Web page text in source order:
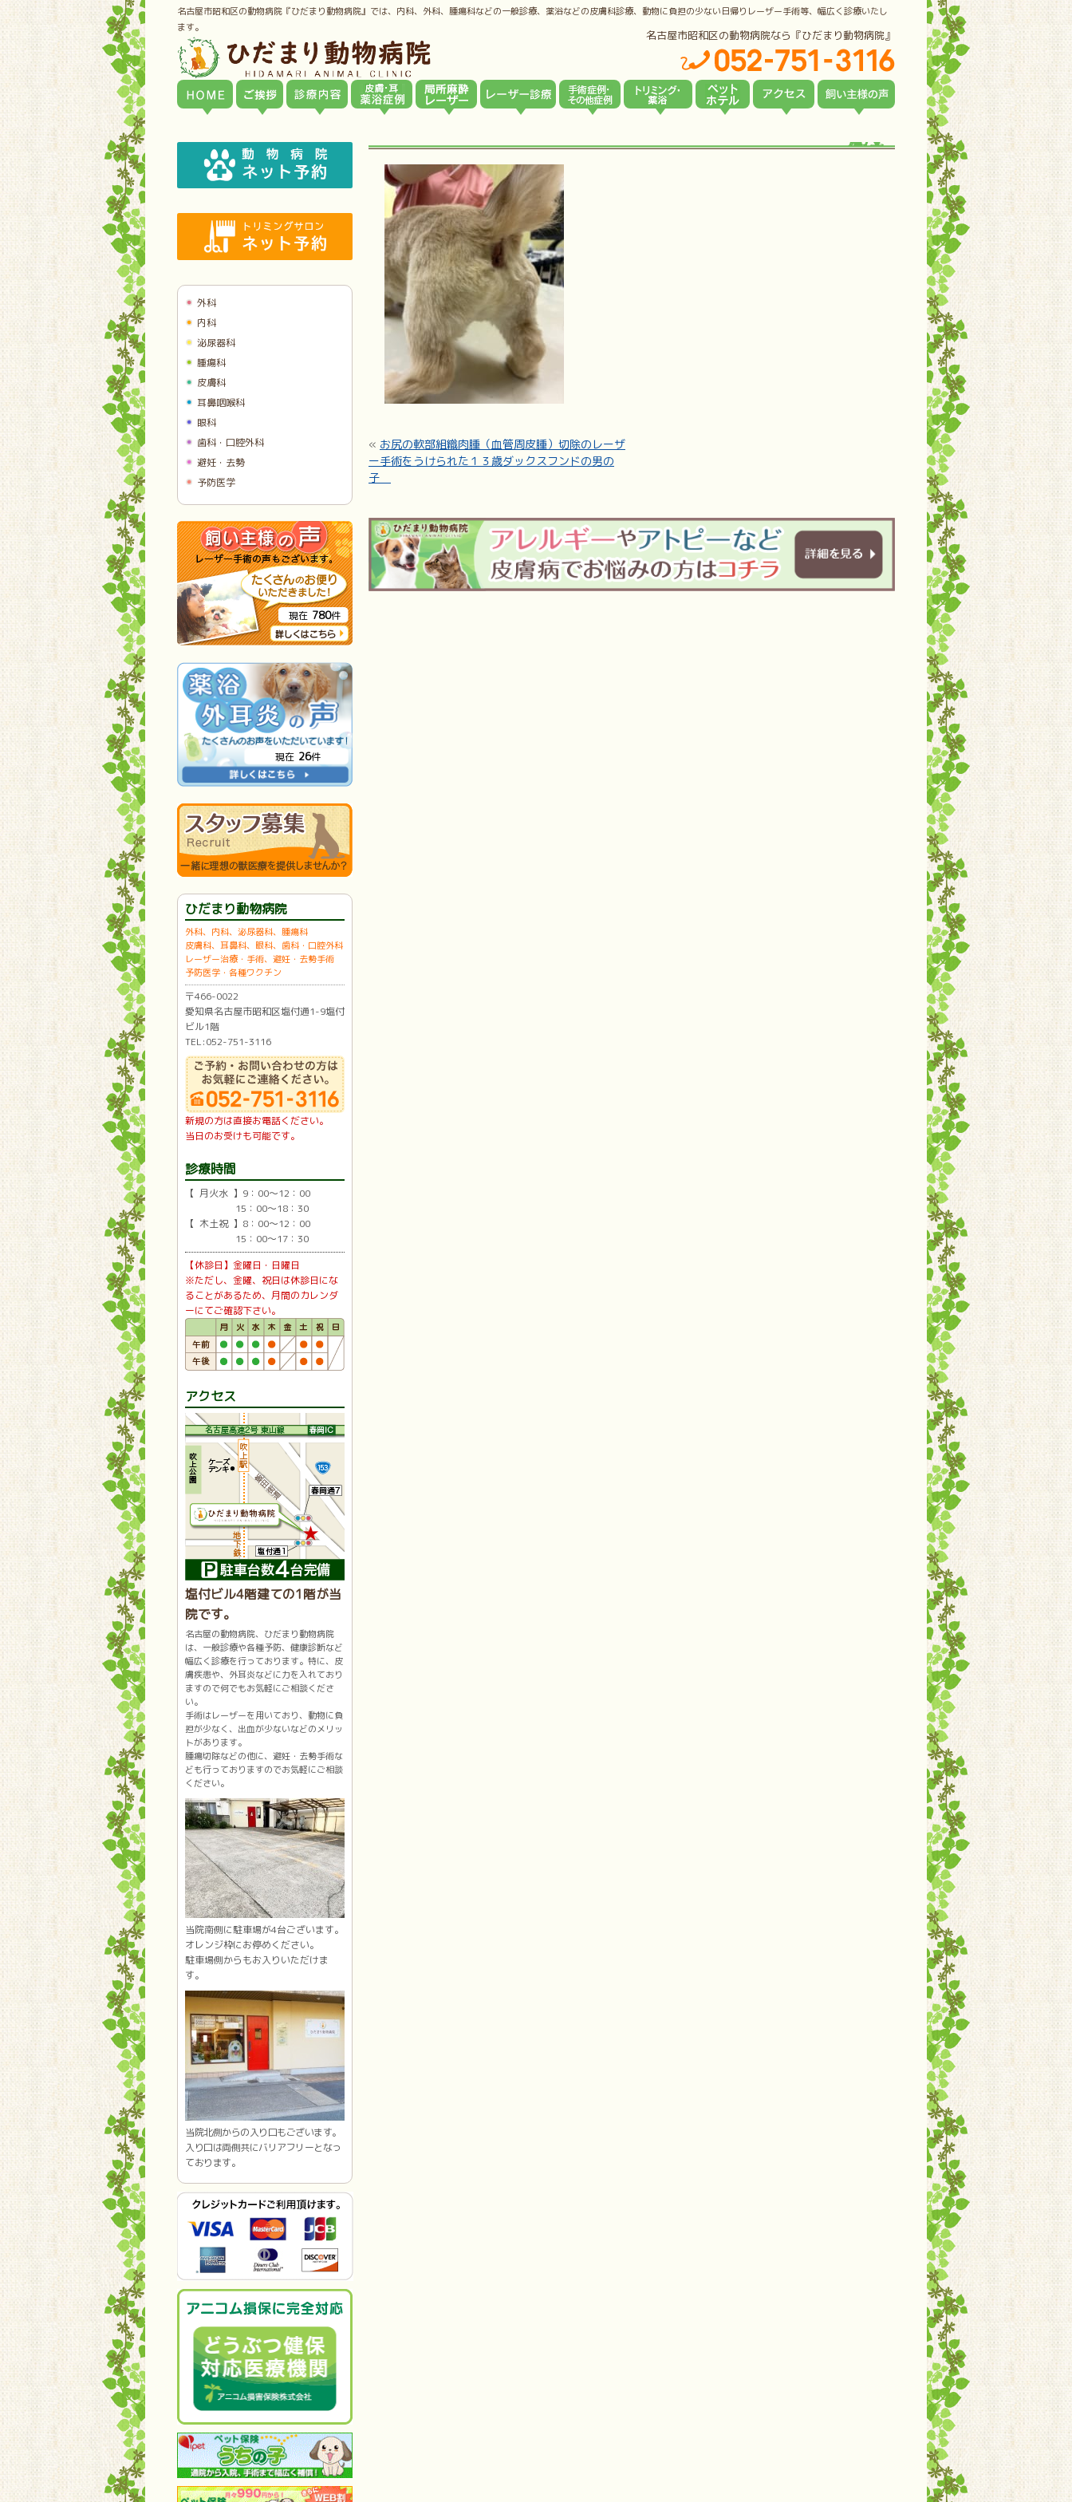
名古屋市昭和区の動物病院『ひだまり動物病院』では、内科、外科、腫瘍科などの一般診療、薬浴などの皮膚科診療、動物に負担の少ない日帰りレーザー手術等、幅広く診療いたし
ます。
名古屋市昭和区の動物病院なら『ひだまり動物病院』
« お尻の軟部組織肉腫（血管周皮腫）切除のレーザ
ー手術をうけられた１３歳ダックスフンドの男の
子
外科
内科
泌尿器科
腫瘍科
皮膚科
耳鼻咽喉科
眼科
歯科・口腔外科
避妊・去勢
予防医学
現在 780件
現在 26件
ひだまり動物病院
外科、内科、泌尿器科、腫瘍科
皮膚科、耳鼻科、眼科、歯科・口腔外科
レーザー治療・手術、避妊・去勢手術
予防医学・各種ワクチン
〒466-0022
愛知県名古屋市昭和区塩付通1-9塩付
ビル1階
TEL:052-751-3116
新規の方は直接お電話ください。
当日のお受けも可能です。
診療時間
【 月火水 】9：00〜12：00
15：00〜18：30
【 木土祝 】8：00〜12：00
15：00〜17：30
【休診日】金曜日・日曜日
※ただし、金曜、祝日は休診日にな
ることがあるため、月間のカレンダ
ーにてご確認下さい。
アクセス
塩付ビル4階建ての1階が当
院です。
名古屋の動物病院、ひだまり動物病院
は、一般診療や各種予防、健康診断など
幅広く診療を行っております。特に、皮
膚疾患や、外耳炎などに力を入れており
ますので何でもお気軽にご相談くださ
い。
手術はレーザーを用いており、動物に負
担が少なく、出血が少ないなどのメリッ
トがあります。
腫瘍切除などの他に、避妊・去勢手術な
ども行っておりますのでお気軽にご相談
ください。
当院南側に駐車場が4台ございます。
オレンジ枠にお停めください。
駐車場側からもお入りいただけま
す。
当院北側からの入り口もございます。
入り口は両側共にバリアフリーとなっ
ております。